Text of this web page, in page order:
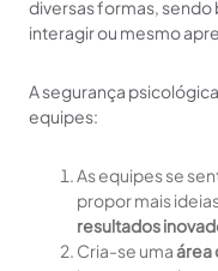
diversas formas, sendo
interagir ou mesmo
A segurança
equipes:
As equipes se
propor mais
resultados
Cria-se umaárea